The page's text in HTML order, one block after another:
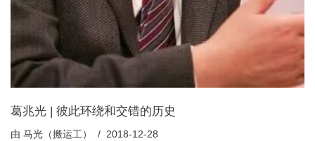
葛兆光 | 彼此环绕和交错的历史
由 马光（搬运工） 2018-12-28